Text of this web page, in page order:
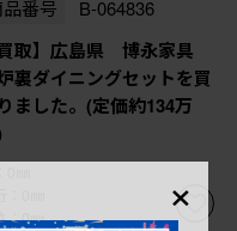
番号 B-064836
買取】広島県 博永家具
裏ダイニングセットを買
ました。(定価約134万
：0㎜
×